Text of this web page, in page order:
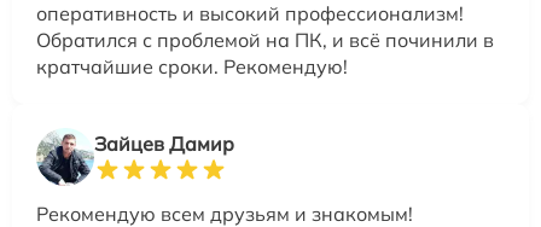
оперативность и высокий профессионализм!
Обратился с проблемой на ПК, и всё починили в
кратчайшие сроки. Рекомендую!
Зайцев Дамир
Рекомендую всем друзьям и знакомым!